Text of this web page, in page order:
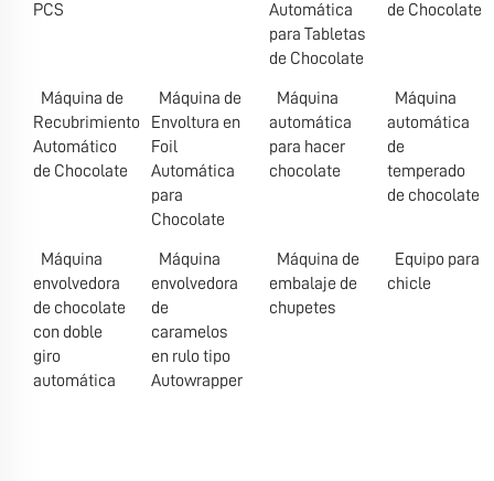
PCS
Automática
para Tabletas
de Chocolate
de Chocolate
Máquina de
Recubrimiento
Automático
de Chocolate
Máquina de
Envoltura en
Foil
Automática
para
Chocolate
Máquina
automática
para hacer
chocolate
Máquina
automática
de
temperado
de chocolate
Máquina
envolvedora
de chocolate
con doble
giro
automática
Máquina
envolvedora
de
caramelos
en rulo tipo
Autowrapper
Máquina de
embalaje de
chupetes
Equipo para
chicle